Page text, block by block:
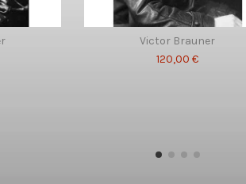
Victor Brauner
120,00 €